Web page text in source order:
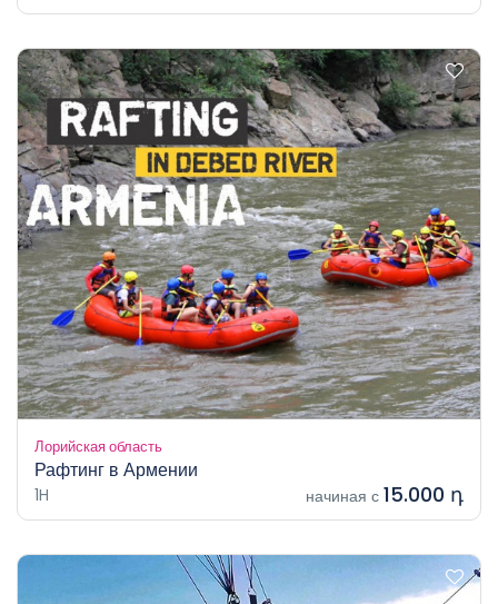
Лорийская область
Рафтинг в Армении
1H начиная с 15.000 դ